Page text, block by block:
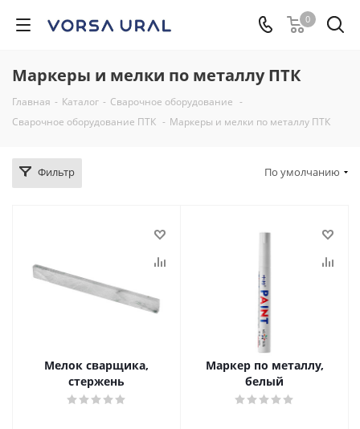
0
Маркеры и мелки по металлу ПТК
Главная - Каталог - Сварочное оборудование -
Сварочное оборудование ПТК - Маркеры и мелки по металлу ПТК
Фильтр По умолчанию
Мелок сварщика,
стержень
Маркер по металлу,
белый